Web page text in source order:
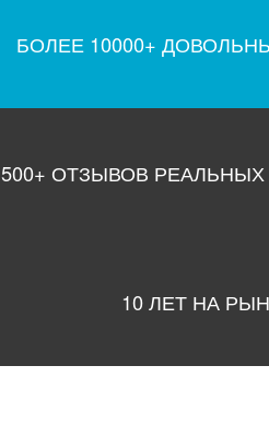
БОЛЕЕ 10000+
500+ ОТЗЫВОВ
10 ЛЕТ НА